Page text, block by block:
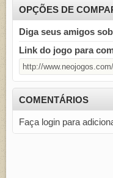
OPÇÕES DE
Diga seus amigos
Link do jogo para
COMENTÁRIOS
Faça login para